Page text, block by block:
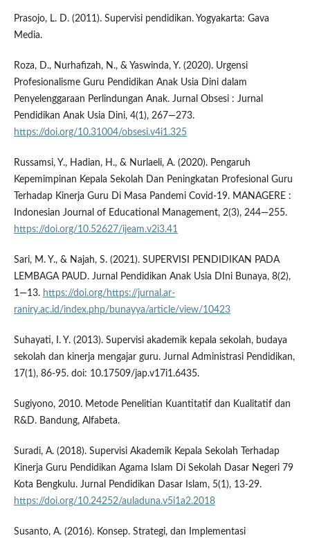
Prasojo, L. D. (2011). Supervisi pendidikan. Yogyakarta: Gava
Media.
Roza, D., Nurhafizah, N., & Yaswinda, Y. (2020). Urgensi
Profesionalisme Guru Pendidikan Anak Usia Dini dalam
Penyelenggaraan Perlindungan Anak. Jurnal Obsesi : Jurnal
Pendidikan Anak Usia Dini, 4(1), 267—273.
https://doi.org/10.31004/obsesi.v4i1.325
Russamsi, Y., Hadian, H., & Nurlaeli, A. (2020). Pengaruh
Kepemimpinan Kepala Sekolah Dan Peningkatan Profesional Guru
Terhadap Kinerja Guru Di Masa Pandemi Covid-19. MANAGERE :
Indonesian Journal of Educational Management, 2(3), 244—255.
https://doi.org/10.52627/ijeam.v2i3.41
Sari, M. Y., & Najah, S. (2021). SUPERVISI PENDIDIKAN PADA
LEMBAGA PAUD. Jurnal Pendidikan Anak Usia DIni Bunaya, 8(2),
1—13. https://doi.org/https://jurnal.ar-
raniry.ac.id/index.php/bunayya/article/view/10423
Suhayati, I. Y. (2013). Supervisi akademik kepala sekolah, budaya
sekolah dan kinerja mengajar guru. Jurnal Administrasi Pendidikan,
17(1), 86-95. doi: 10.17509/jap.v17i1.6435.
Sugiyono, 2010. Metode Penelitian Kuantitatif dan Kualitatif dan
R&D. Bandung, Alfabeta.
Suradi, A. (2018). Supervisi Akademik Kepala Sekolah Terhadap
Kinerja Guru Pendidikan Agama Islam Di Sekolah Dasar Negeri 79
Kota Bengkulu. Jurnal Pendidikan Dasar Islam, 5(1), 13-29.
https://doi.org/10.24252/auladuna.v5i1a2.2018
Susanto, A. (2016). Konsep. Strategi, dan Implementasi